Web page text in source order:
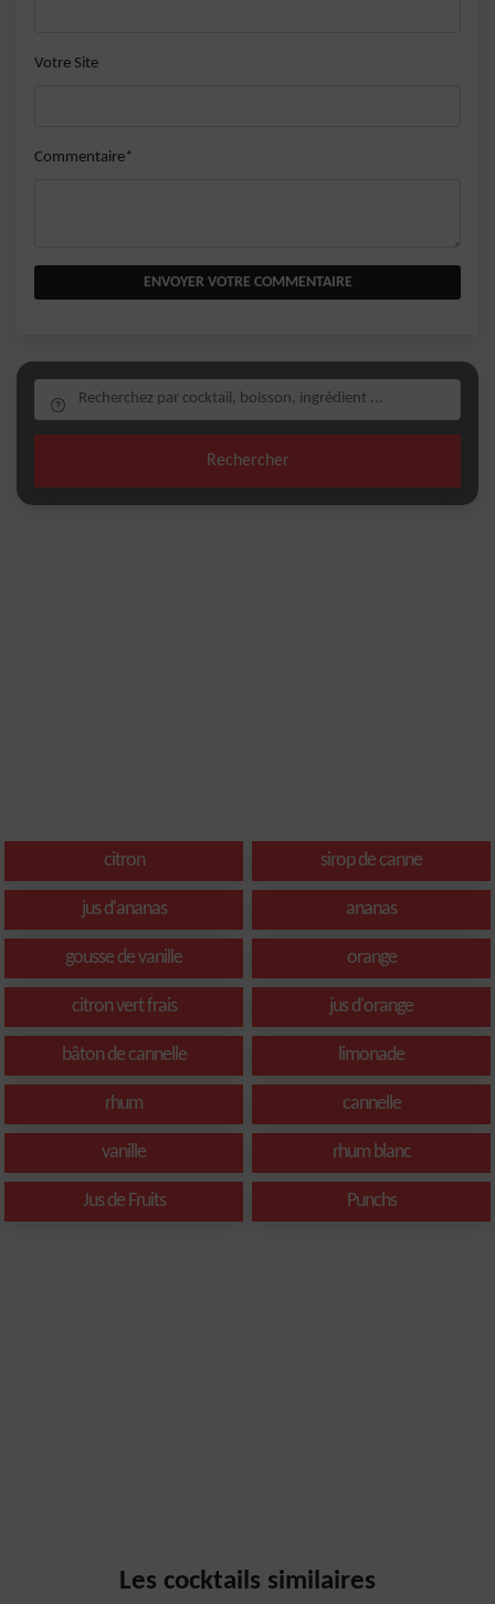
Votre Site
Commentaire*
ENVOYER VOTRE COMMENTAIRE
Rechercher
citron sirop de canne
jus d'ananas ananas
gousse de vanille orange
citron vert frais jus d'orange
bâton de cannelle limonade
rhum cannelle
vanille rhum blanc
Jus de Fruits Punchs
Les cocktails similaires